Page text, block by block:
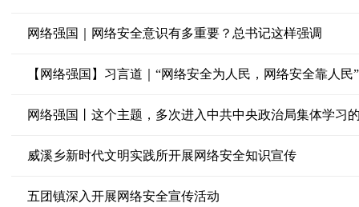
网络强国｜网络安全意识有多重要？总书记这样强调
【网络强国】习言道｜“网络安全为人民，网络安全靠人民”
网络强国丨这个主题，多次进入中共中央政治局集体学习
威溪乡新时代文明实践所开展网络安全知识宣传
五团镇深入开展网络安全宣传活动